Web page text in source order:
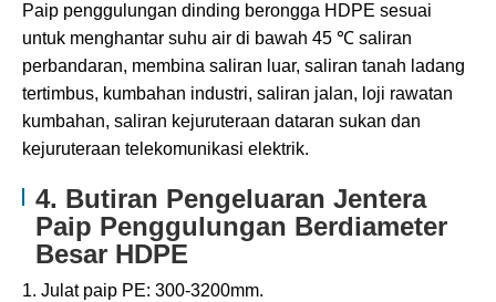
Paip penggulungan dinding berongga HDPE sesuai
untuk menghantar suhu air di bawah 45 ℃ saliran
perbandaran, membina saliran luar, saliran tanah ladang
tertimbus, kumbahan industri, saliran jalan, loji rawatan
kumbahan, saliran kejuruteraan dataran sukan dan
kejuruteraan telekomunikasi elektrik.
4. Butiran Pengeluaran Jentera
Paip Penggulungan Berdiameter
Besar HDPE
1. Julat paip PE: 300-3200mm.